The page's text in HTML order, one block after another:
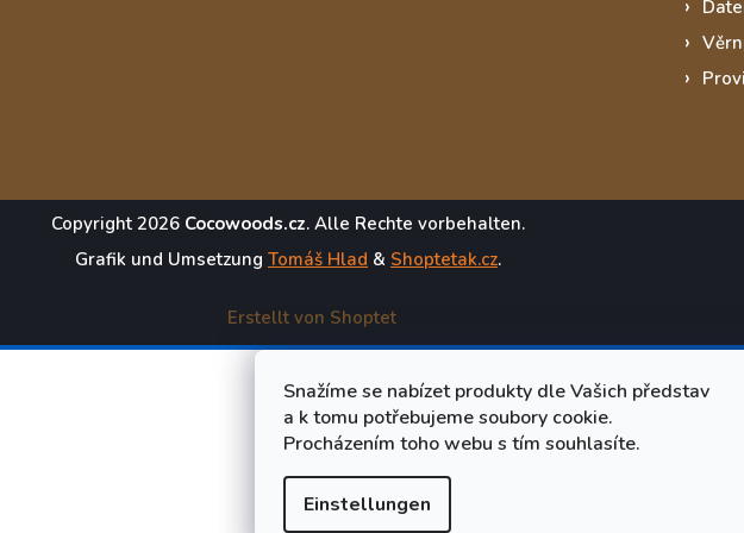
Snažíme se nabízet produkty dle Vašich představ
a k tomu potřebujeme soubory cookie.
Procházením toho webu s tím souhlasíte.
Einstellungen
Copyright 2026 Cocowoods.cz. Alle Rechte vorbehalten.
Grafik und Umsetzung Tomáš Hlad & Shoptetak.cz.
Erstellt von Shoptet